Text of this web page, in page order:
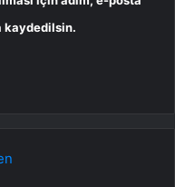
kaydedilsin.